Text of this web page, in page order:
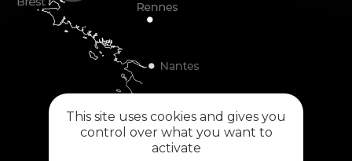
This site uses cookies and gives you
control over what you want to
activate